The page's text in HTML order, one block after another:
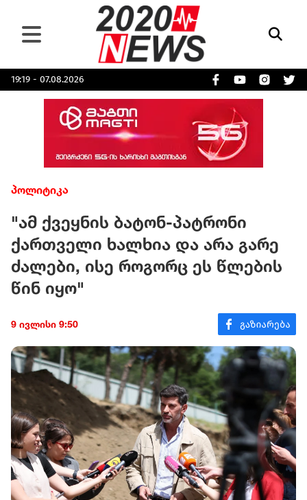
19:19 - 07.08.2026
პოლიტიკა
"ამ ქვეყნის ბატონ-პატრონი
ქართველი ხალხია და არა გარე
ძალები, ისე როგორც ეს წლების
წინ იყო"
9 ივლისი 9:50